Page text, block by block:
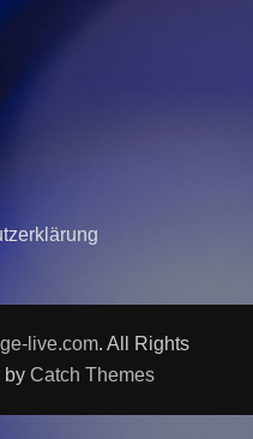
live.com. All Rights
by Catch Themes